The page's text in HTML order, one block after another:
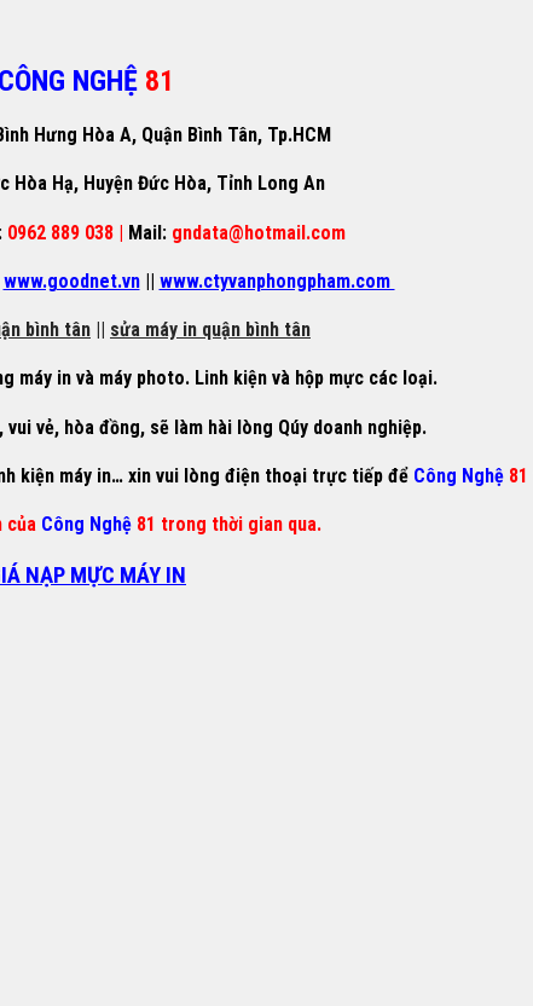
NGHỆ 81
Hưng Hòa A, Quận Bình Tân, Tp.HCM
Hòa Hạ, Huyện Đức Hòa, Tỉnh Long An
0962 889 038 | Mail: gndata@hotmail.com
www.goodnet.vn || www.ctyvanphongpham.com
bình tân sửa máy in quận bình tân
máy in và máy photo. Linh kiện và hộp mực các loại.
vẻ, hòa đồng, sẽ làm hài lòng Qúy doanh nghiệp.
kiện máy in… xin vui lòng điện thoại trực tiếp để Công Nghệ 81
của Công Nghệ 81 trong thời gian qua.
NẠP MỰC MÁY IN